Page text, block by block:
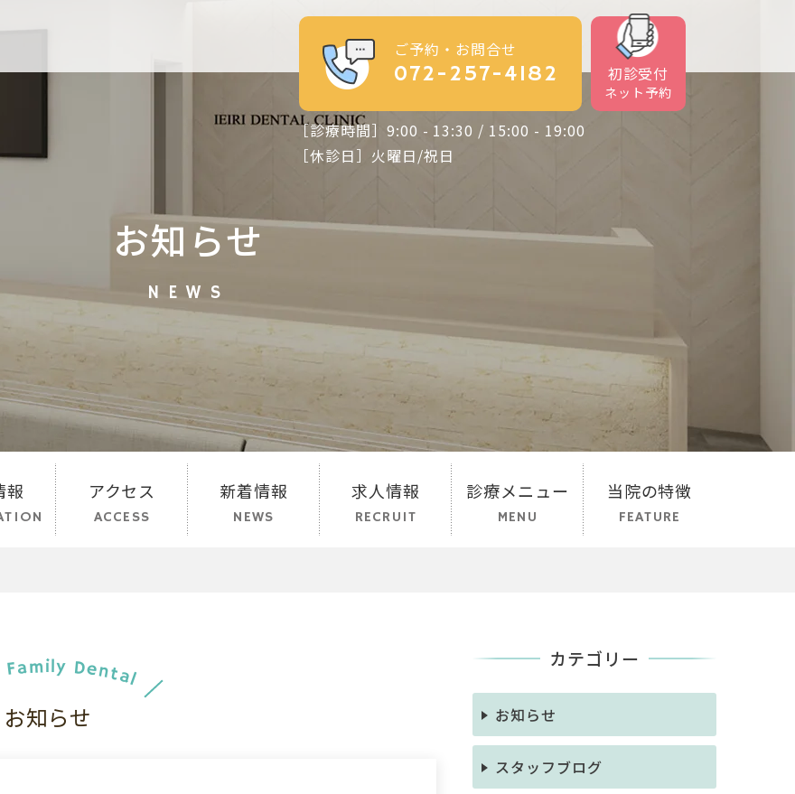
ご予約・お問合せ
072-257-4182 初診受付
ネット予約
［診療時間］9:00 - 13:30 / 15:00 - 19:00
［休診日］火曜日/祝日
お知らせ
NEWS
報 アクセス
ACCESS
新着情報
NEWS
求人情報
RECRUIT
診療メニュー
MENU
当院の特徴
FEATURE
Dental
お知らせ
カテゴリー
お知らせ
スタッフブログ